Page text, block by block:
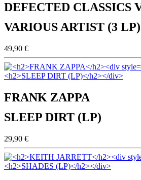
DEFECTED CLASSICS
VARIOUS ARTIST (3 LP)
49,90 €
FRANK ZAPPA
SLEEP DIRT (LP)
29,90 €